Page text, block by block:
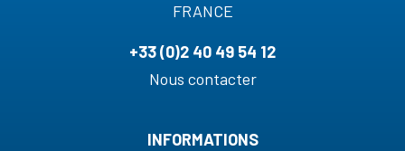
FRANCE
+33 (0)2 40 49 54 12
Nous contacter
INFORMATIONS